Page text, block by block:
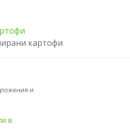
картофи
и
в